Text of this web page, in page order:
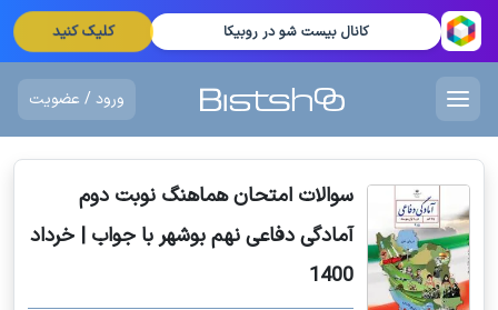
کانال بیست شو در روبیکا کلیک کنید
ورود / عضویت
سوالات امتحان هماهنگ نوبت دوم
آمادگی دفاعی نهم بوشهر با جواب | خرداد
1400